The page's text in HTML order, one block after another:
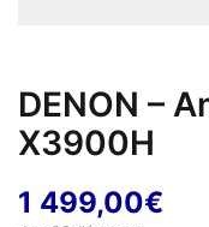
DENON –
X3900H
1 499,00€